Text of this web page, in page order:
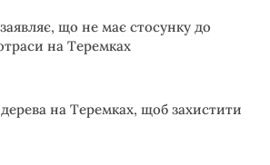
що не має стосунку до
на Теремках
на Теремках, щоб захистити